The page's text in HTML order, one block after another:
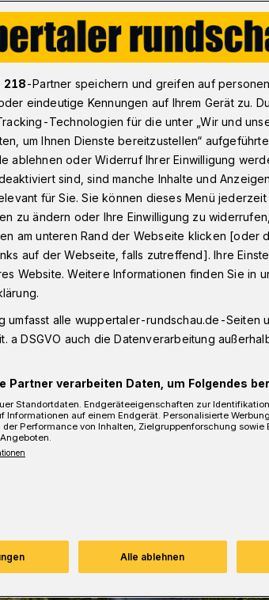
mit einer Leiche
einer Leiche
der "LIT.ronsdorf". Die elften
30. September 2017 bis 21.
ist online verfügbar: www.hub-
218-Partner speichern und greifen auf
eindeutige Kennungen auf Ihrem Gerät zu.
Technologien für die unter „Wir und
um Ihnen Dienste bereitzustellen“
ablehnen oder Widerruf Ihrer Einwilligung
sind, sind manche Inhalte und
für Sie. Sie können dieses Menü
zu ändern oder Ihre Einwilligung zu
am unteren Rand der Webseite klicken [oder
auf der Webseite, falls zutreffend]. Ihre
Website. Weitere Informationen finden Sie in
umfasst alle wuppertaler-rundschau.de-Seiten
a DSGVO auch die Datenverarbeitung
Partner verarbeiten Daten, um Folgendes
Standortdaten. Endgeräteeigenschaften zur
Informationen auf einem Endgerät. Personalisierte
der Performance von Inhalten, Zielgruppenforschung sowie
Alle ablehnen